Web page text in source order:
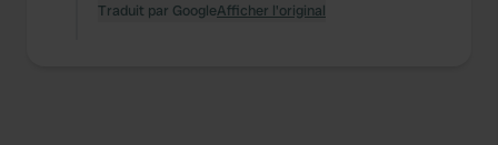
Traduit par GoogleAfficher l'original